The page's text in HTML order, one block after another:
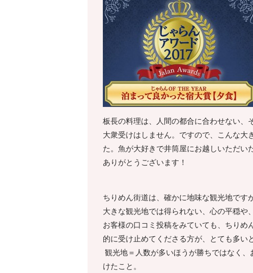
板長の料理は、人間の都合に合わせない、
大衆受けはしません。ですので、こんな大
た。魚が大好きで井筒屋にお越しいただい
ありがとうございます！
ちりめん街道は、確かに地味な観光地です
大きな観光地では得られない、心の平穏や
お客様の口コミ投稿をみていても、ちりめ
的に受け止めてくださる方が、とても多い
観光地＝人数が多いほうが勝ちではなく
けたこと。